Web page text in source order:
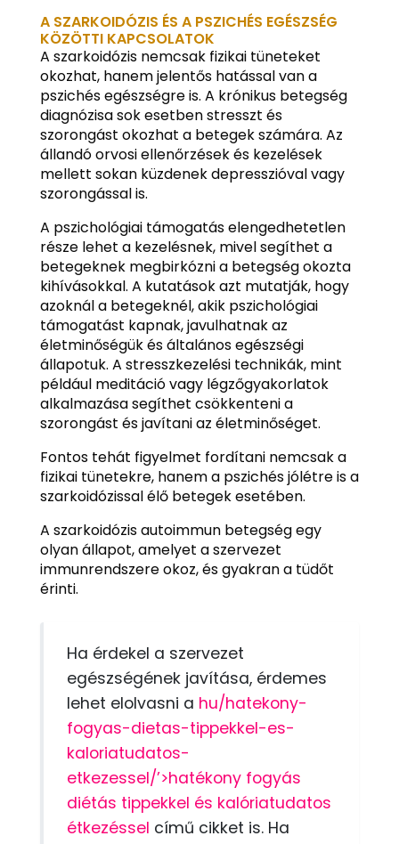
A SZARKOIDÓZIS ÉS A PSZICHÉS EGÉSZSÉG
KÖZÖTTI KAPCSOLATOK
A szarkoidózis nemcsak fizikai tüneteket
okozhat, hanem jelentős hatással van a
pszichés egészségre is. A krónikus betegség
diagnózisa sok esetben stresszt és
szorongást okozhat a betegek számára. Az
állandó orvosi ellenőrzések és kezelések
mellett sokan küzdenek depresszióval vagy
szorongással is.
A pszichológiai támogatás elengedhetetlen
része lehet a kezelésnek, mivel segíthet a
betegeknek megbirkózni a betegség okozta
kihívásokkal. A kutatások azt mutatják, hogy
azoknál a betegeknél, akik pszichológiai
támogatást kapnak, javulhatnak az
életminőségük és általános egészségi
állapotuk. A stresszkezelési technikák, mint
például meditáció vagy légzőgyakorlatok
alkalmazása segíthet csökkenteni a
szorongást és javítani az életminőséget.
Fontos tehát figyelmet fordítani nemcsak a
fizikai tünetekre, hanem a pszichés jólétre is a
szarkoidózissal élő betegek esetében.
A szarkoidózis autoimmun betegség egy
olyan állapot, amelyet a szervezet
immunrendszere okoz, és gyakran a tüdőt
érinti.
Ha érdekel a szervezet
egészségének javítása, érdemes
lehet elolvasni a hu/hatekony-
fogyas-dietas-tippekkel-es-
kaloriatudatos-
etkezessel/’>hatékony fogyás
diétás tippekkel és kalóriatudatos
étkezéssel című cikket is. Ha